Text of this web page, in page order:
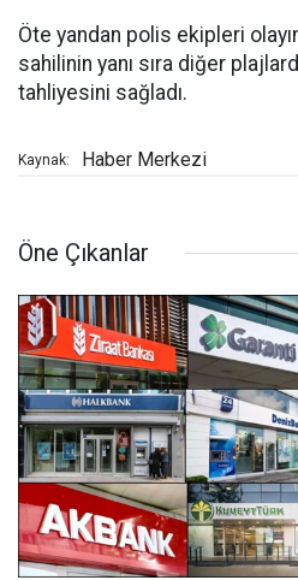
Öte yandan polis ekipleri
sahilinin yanı sıra diğer
tahliyesini sağladı.
Kaynak: Haber Merkezi
Öne Çıkanlar